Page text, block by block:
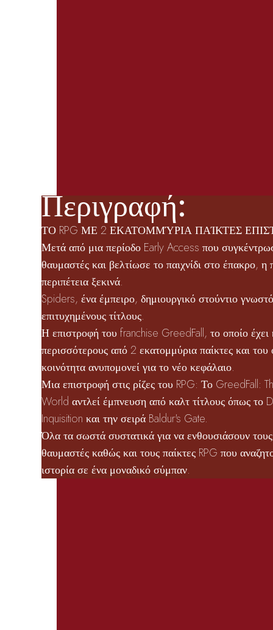
Περιγραφή:
ΤΟ RPG ΜΕ 2 ΕΚΑΤΟΜΜΎΡΙΑ ΠΑΊΚΤΕΣ
Μετά από μια περίοδο Early Access που
θαυμαστές και βελτίωσε το παιχνίδι στο έπακρο, η
περιπέτεια ξεκινά.
Spiders, ένα έμπειρο, δημιουργικό στούντιο
επιτυχημένους τίτλους.
Η επιστροφή του franchise GreedFall, το οποίο έχει
περισσότερους από 2 εκατομμύρια παίκτες και του
κοινότητα ανυπομονεί για το νέο κεφάλαιο.
Μια επιστροφή στις ρίζες του RPG: Το GreedFall:
World αντλεί έμπνευση από καλτ τίτλους όπως το
Inquisition και την σειρά Baldur's Gate.
Όλα τα σωστά συστατικά για να ενθουσιάσουν
θαυμαστές καθώς και τους παίκτες RPG που
ιστορία σε ένα μοναδικό σύμπαν.